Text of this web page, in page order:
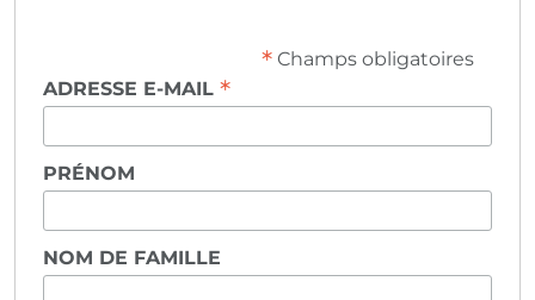
*Champs obligatoires
ADRESSE E-MAIL *
PRÉNOM
NOM DE FAMILLE